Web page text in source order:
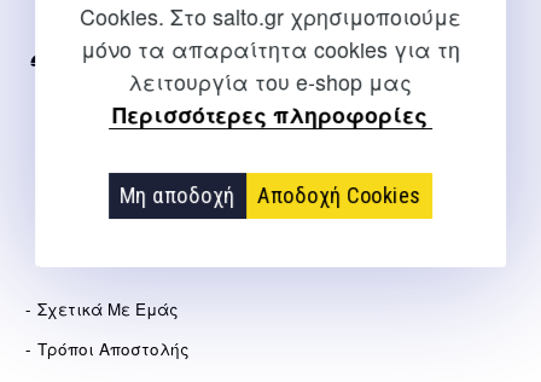
Cookies. Στο salto.gr χρησιμοποιούμε
μόνο τα απαραίτητα cookies για τη
λειτουργία του e-shop μας
Περισσότερες πληροφορίες
Μη αποδοχή Αποδοχή Cookies
Internet
info@salto.gr
ΕΤΑΙΡΕΊΑ
Σχετικά Με Εμάς
Τρόποι Αποστολής